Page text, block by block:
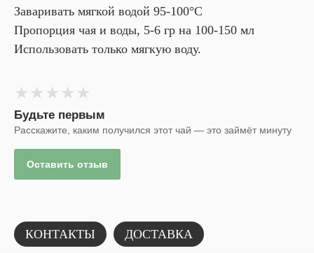
Заваривать мягкой водой 95-100°С
Пропорция чая и воды, 5-6 гр на 100-150 мл
Использовать только мягкую воду.
★ ★ ★ ★ ★
Будьте первым
Расскажите, каким получился этот чай — это займёт минуту
Оставить отзыв
КОНТАКТЫ ДОСТАВКА